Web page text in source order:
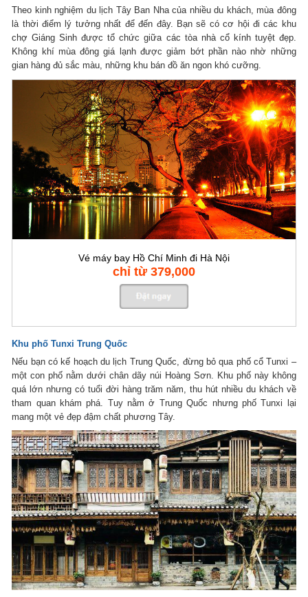
Theo kinh nghiệm du lịch Tây Ban Nha của nhiều du khách, mùa đông
là thời điểm lý tưởng nhất để đến đây. Bạn sẽ có cơ hội đi các khu
chợ Giáng Sinh được tổ chức giữa các tòa nhà cổ kính tuyệt đẹp.
Không khí mùa đông giá lạnh được giảm bớt phần nào nhờ những
gian hàng đủ sắc màu, những khu bán đồ ăn ngon khó cưỡng.
Vé máy bay Hồ Chí Minh đi Hà Nội
chỉ từ 379,000
Khu phố Tunxi Trung Quốc
Nếu bạn có kế hoạch du lịch Trung Quốc, đừng bỏ qua phố cổ Tunxi –
một con phố nằm dưới chân dãy núi Hoàng Sơn. Khu phố này không
quá lớn nhưng có tuổi đời hàng trăm năm, thu hút nhiều du khách về
tham quan khám phá. Tuy nằm ở Trung Quốc nhưng phố Tunxi lại
mang một vẻ đẹp đậm chất phương Tây.